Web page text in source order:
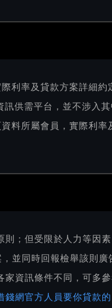
利率及貸款方案詳細約
訊供需平台，並不涉入
料所屬會員，實際利率
；但受限於人力等因素
並同時回報檢舉該則廣
資訊條件不同，可多參
錢網官方人員要你貸款